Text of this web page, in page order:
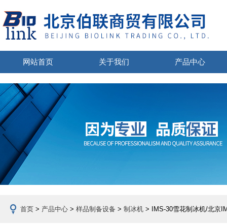
网站首页 关于我们 产品中心
首页 > 产品中心 > 样品制备设备 > 制冰机 > IMS-30雪花制冰机/北京